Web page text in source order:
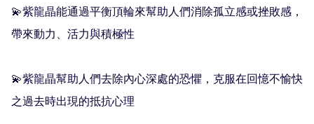
💫紫龍晶能通過平衡頂輪來幫助人們消除孤立感或挫敗感，
帶來動力、活力與積極性
💫紫龍晶幫助人們去除內心深處的恐懼，克服在回憶不愉快
之過去時出現的抵抗心理